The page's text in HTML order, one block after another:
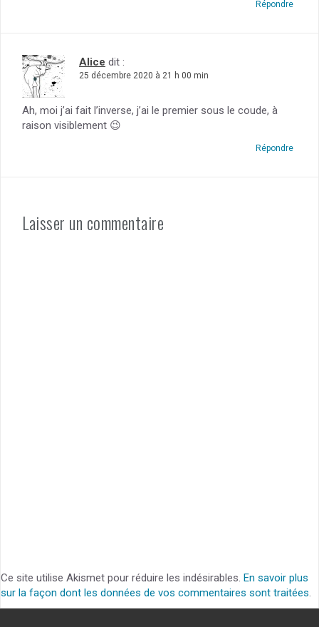
Répondre
Alice dit :
25 décembre 2020 à 21 h 00 min
Ah, moi j’ai fait l’inverse, j’ai le premier sous le coude, à
raison visiblement 😉
Répondre
Laisser un commentaire
Ce site utilise Akismet pour réduire les indésirables. En savoir plus
sur la façon dont les données de vos commentaires sont traitées.